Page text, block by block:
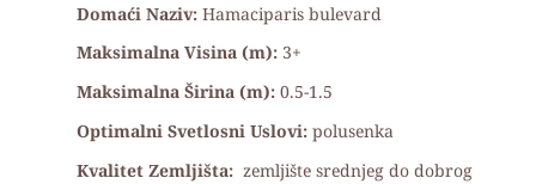
Domaći Naziv: Hamaciparis bulevard
Maksimalna Visina (m): 3+
Maksimalna Širina (m):0.5-1.5
Optimalni Svetlosni Uslovi: polusenka
Kvalitet Zemljišta: zemljište srednjeg do dobrog